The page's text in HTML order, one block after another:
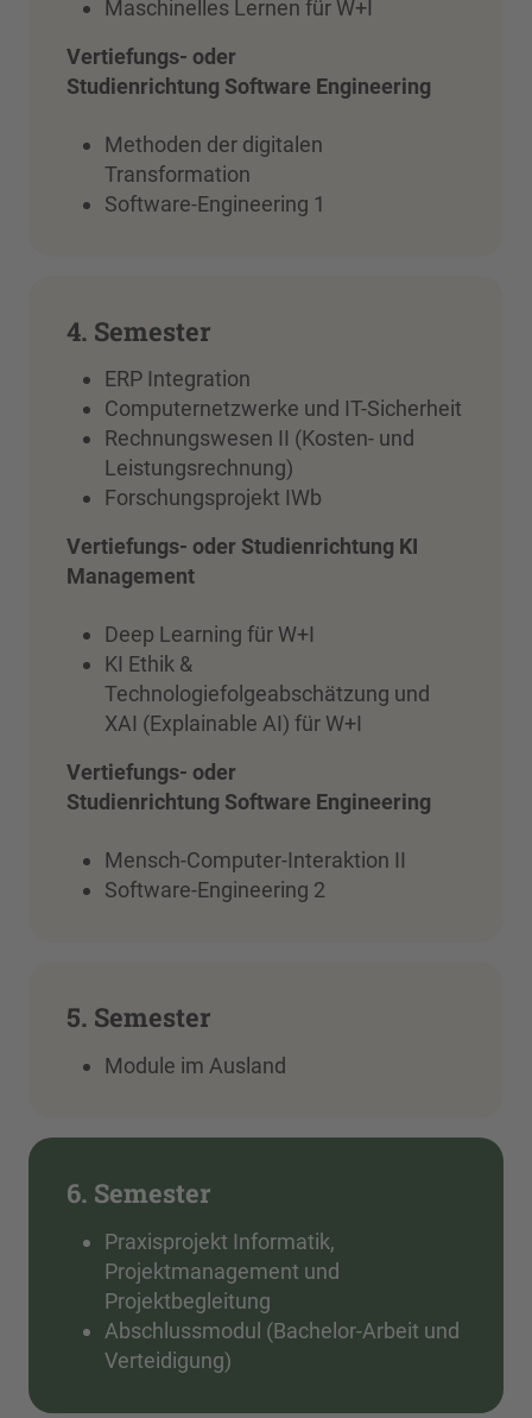
Maschinelles Lernen für W+I
Vertiefungs- oder
Studienrichtung Software Engineering
Methoden der digitalen
Transformation
Software-Engineering 1
4. Semester
ERP Integration
Computernetzwerke und IT-Sicherheit
Rechnungswesen II (Kosten- und
Leistungsrechnung)
Forschungsprojekt IWb
Vertiefungs- oder Studienrichtung KI
Management
Deep Learning für W+I
KI Ethik &
Technologiefolgeabschätzung und
XAI (Explainable AI) für W+I
Vertiefungs- oder
Studienrichtung Software Engineering
Mensch-Computer-Interaktion II
Software-Engineering 2
5. Semester
Module im Ausland
6. Semester
Praxisprojekt Informatik,
Projektmanagement und
Projektbegleitung
Abschlussmodul (Bachelor-Arbeit und
Verteidigung)